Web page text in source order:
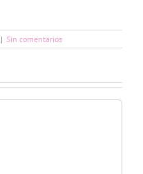
| Sin comentarios